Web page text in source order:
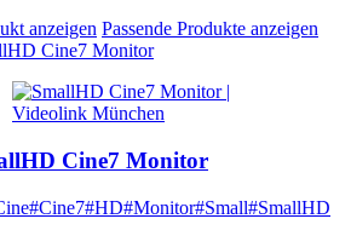
anzeigen Passende Produkte anzeigen
Cine7 Monitor
Cine7 Monitor
#Cine7#HD#Monitor#Small#SmallHD